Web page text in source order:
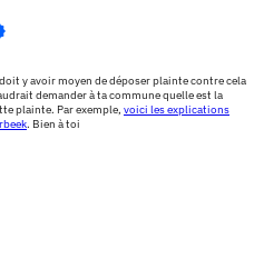
y avoir moyen de déposer plainte contre cela
demander à ta commune quelle est la
plainte. Par exemple, voici les explications
. Bien à toi